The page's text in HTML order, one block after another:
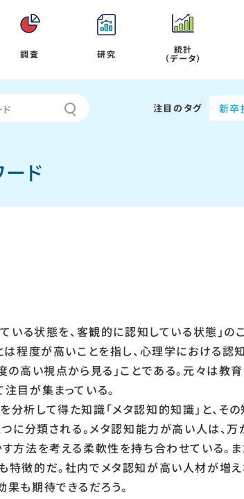
調査 研究 統計
（データ）
注目のタグ 新卒
ド
いる状態を、客観的に認知している状態」の
は程度が高いことを指し、心理学における認
の高い視点から見る」ことである。元々は
目が集まっている。
析して得た知識「メタ認知的知識」と、そ
つに分類される。メタ認知能力が高い人は
方法を考える柔軟性を持ち合わせている。
徴的だ。社内でメタ認知が高い人材が増
も期待できるだろう。